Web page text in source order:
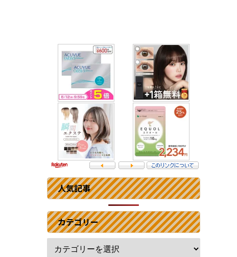
人気記事
カテゴリー